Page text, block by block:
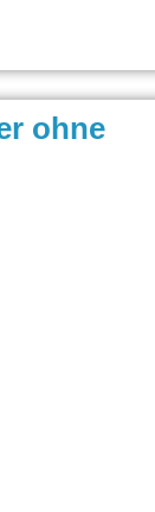
ohne